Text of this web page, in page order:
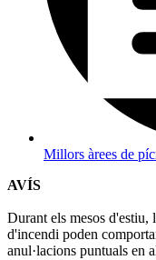
Millors àrees de
AVÍS
Durant els mesos d'estiu,
d'incendi poden
anul·lacions puntuals en